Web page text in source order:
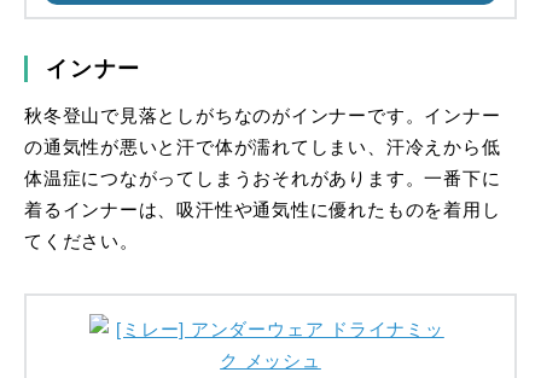
インナー
秋冬登山で見落としがちなのがインナーです。インナー
の通気性が悪いと汗で体が濡れてしまい、汗冷えから低
体温症につながってしまうおそれがあります。一番下に
着るインナーは、吸汗性や通気性に優れたものを着用し
てください。